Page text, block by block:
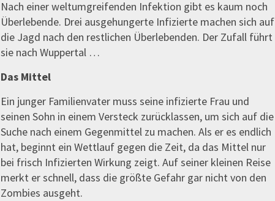
Nach einer weltumgreifenden Infektion gibt es kaum noch
Überlebende. Drei ausgehungerte Infizierte machen sich auf
die Jagd nach den restlichen Überlebenden. Der Zufall führt
sie nach Wuppertal …
Das Mittel
Ein junger Familienvater muss seine infizierte Frau und
seinen Sohn in einem Versteck zurücklassen, um sich auf die
Suche nach einem Gegenmittel zu machen. Als er es endlich
hat, beginnt ein Wettlauf gegen die Zeit, da das Mittel nur
bei frisch Infizierten Wirkung zeigt. Auf seiner kleinen Reise
merkt er schnell, dass die größte Gefahr gar nicht von den
Zombies ausgeht.